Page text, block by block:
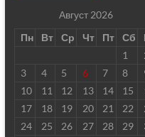
Август 2026
Пн
Вт Ср Чт Пт Сб
1
3
4 5 6 7 8
10
11 12 13 14 15
17
18 19 20 21 22
24
25 26 27 28 29